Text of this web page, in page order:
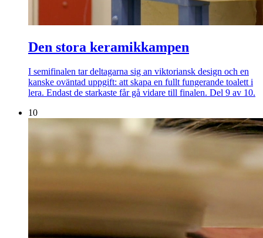
Den stora keramikkampen
I semifinalen tar deltagarna sig an viktoriansk design och en
kanske oväntad uppgift: att skapa en fullt fungerande toalett i
lera. Endast de starkaste får gå vidare till finalen. Del 9 av 10.
10